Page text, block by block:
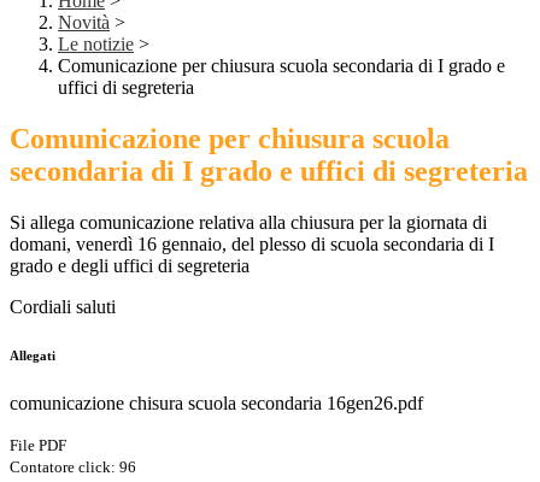
Novità >
Le notizie >
Comunicazione per chiusura scuola secondaria di I grado e
uffici di segreteria
Comunicazione per chiusura scuola
secondaria di I grado e uffici di segreteria
Si allega comunicazione relativa alla chiusura per la giornata di
domani, venerdì 16 gennaio, del plesso di scuola secondaria di I
grado e degli uffici di segreteria
Cordiali saluti
Allegati
comunicazione chisura scuola secondaria 16gen26.pdf
File PDF
Contatore click: 96